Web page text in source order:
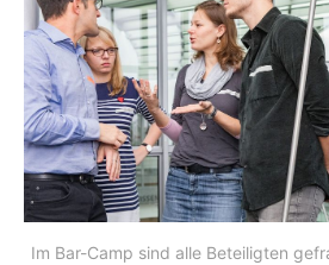
Im Bar-Camp sind alle Beteiligten